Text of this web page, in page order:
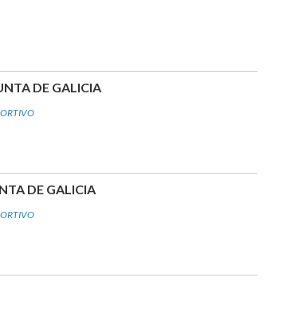
DE GALICIA
DE GALICIA